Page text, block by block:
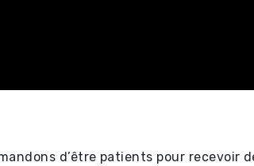
d’être patients pour recevoir